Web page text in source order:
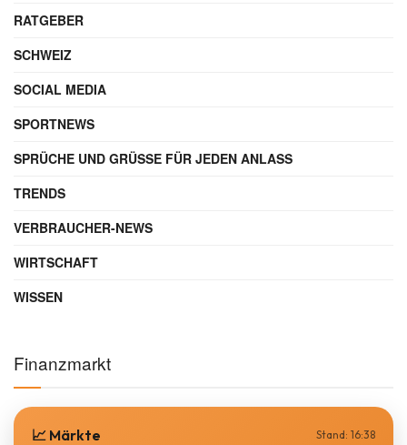
RATGEBER
SCHWEIZ
SOCIAL MEDIA
SPORTNEWS
SPRÜCHE UND GRÜSSE FÜR JEDEN ANLASS
TRENDS
VERBRAUCHER-NEWS
WIRTSCHAFT
WISSEN
Finanzmarkt
📈 Märkte Stand: 16:38